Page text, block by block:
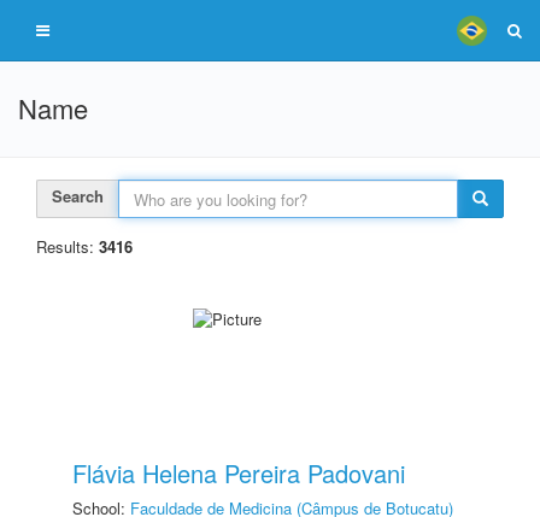
Name
Search
Results: 3416
Flávia Helena Pereira Padovani
School: Faculdade de Medicina (Câmpus de Botucatu)